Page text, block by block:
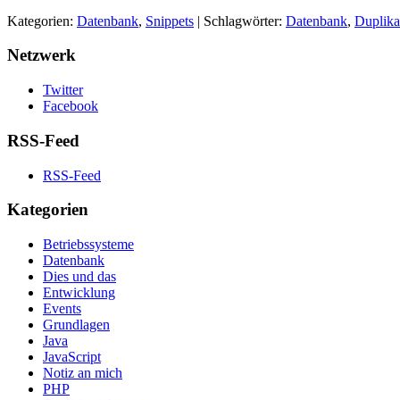
Kategorien: Datenbank, Snippets | Schlagwörter: Datenbank,
Netzwerk
Twitter
Facebook
RSS-Feed
RSS-Feed
Kategorien
Betriebssysteme
Datenbank
Dies und das
Entwicklung
Events
Grundlagen
Java
JavaScript
Notiz an mich
PHP